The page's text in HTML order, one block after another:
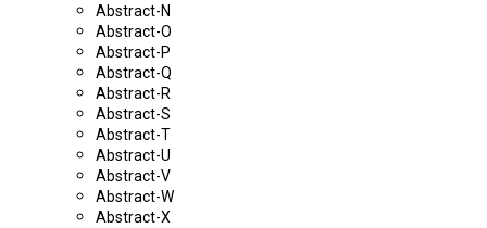
Abstract-N
Abstract-O
Abstract-P
Abstract-Q
Abstract-R
Abstract-S
Abstract-T
Abstract-U
Abstract-V
Abstract-W
Abstract-X